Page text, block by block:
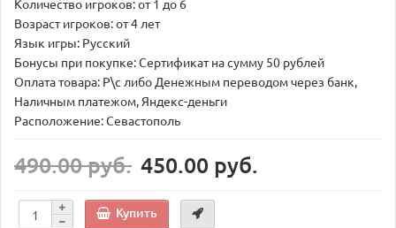
Количество игроков: от 1 до 6
Возраст игроков: от 4 лет
Язык игры: Русский
Бонусы при покупке: Сертификат на сумму 50 рублей
Оплата товара: Р\с либо Денежным переводом через банк,
Наличным платежом, Яндекс-деньги
Расположение: Севастополь
490.00 руб. 450.00 руб.
Купить